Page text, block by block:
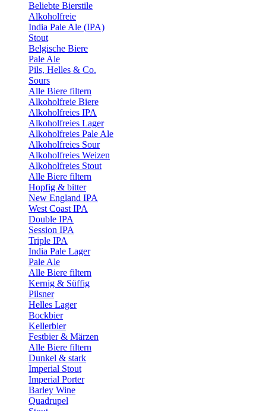
Beliebte Bierstile
Alkoholfreie
India Pale Ale (IPA)
Stout
Belgische Biere
Pale Ale
Pils, Helles & Co.
Sours
Alle Biere filtern
Alkoholfreie Biere
Alkoholfreies IPA
Alkoholfreies Lager
Alkoholfreies Pale Ale
Alkoholfreies Sour
Alkoholfreies Weizen
Alkoholfreies Stout
Alle Biere filtern
Hopfig & bitter
New England IPA
West Coast IPA
Double IPA
Session IPA
Triple IPA
India Pale Lager
Pale Ale
Alle Biere filtern
Kernig & Süffig
Pilsner
Helles Lager
Bockbier
Kellerbier
Festbier & Märzen
Alle Biere filtern
Dunkel & stark
Imperial Stout
Imperial Porter
Barley Wine
Quadrupel